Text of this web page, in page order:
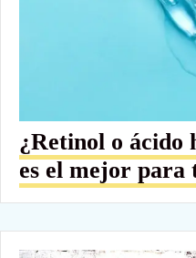
¿Retinol o ácido
es el mejor para